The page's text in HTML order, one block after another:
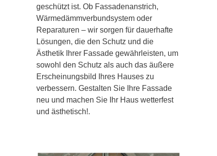
geschützt ist. Ob Fassadenanstrich,
Wärmedämmverbundsystem oder
Reparaturen – wir sorgen für dauerhafte
Lösungen, die den Schutz und die
Ästhetik Ihrer Fassade gewährleisten, um
sowohl den Schutz als auch das äußere
Erscheinungsbild Ihres Hauses zu
verbessern. Gestalten Sie Ihre Fassade
neu und machen Sie Ihr Haus wetterfest
und ästhetisch!.